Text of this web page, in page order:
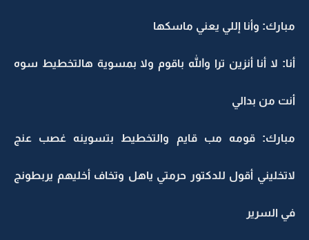
مبارك: وأنا إللي يعني ماسكها
أنا: لا أنا أنزين ترا والله باقوم ولا بمسوية هالتخطيط سوه
أنت من بدالي
مبارك: قومه مب قايم والتخطيط بتسوينه غصب عنج
لاتخليني أقول للدكتور حرمتي ياهل وتخاف أخليهم يربطونج
في السرير